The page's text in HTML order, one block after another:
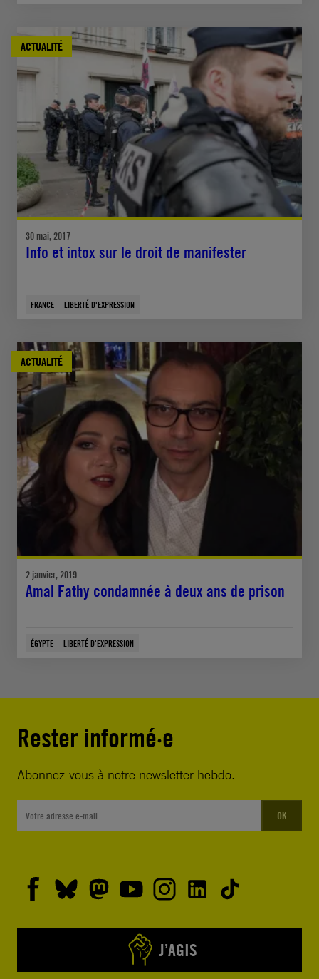
ACTUALITÉ
30 mai, 2017
Info et intox sur le droit de manifester
FRANCE LIBERTÉ D'EXPRESSION
ACTUALITÉ
2 janvier, 2019
Amal Fathy condamnée à deux ans de prison
ÉGYPTE LIBERTÉ D'EXPRESSION
Rester informé·e
Abonnez-vous à notre newsletter hebdo.
OK
J’AGIS